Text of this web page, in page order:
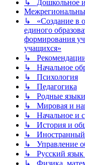
↳ Дошкольное и
↳ «Создание в
единого
формирования
учащихся»
↳ Рекомендации
↳ Начальное
↳ Психология
↳ Педагогика
↳ Родные языки
↳ Мировая и
↳ Начальное и
↳ История и
↳ Иностранный
↳ Управление
↳ Русский язык